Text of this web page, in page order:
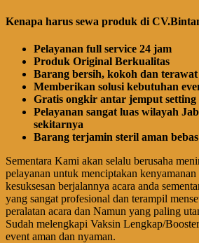
Kenapa harus sewa produk di
Pelayanan full service 24 jam
Produk Original Berkualitas
Barang bersih, kokoh dan terawat
Memberikan solusi kebutuhan
Gratis ongkir antar jemput setting
Pelayanan sangat luas wilayah
sekitarnya
Barang terjamin steril aman
Sementara Kami akan selalu berusaha
pelayanan untuk menciptakan
kesuksesan berjalannya acara anda
yang sangat profesional dan terampil
peralatan acara dan Namun yang paling
Sudah melengkapi Vaksin Lengkap/
event aman dan nyaman.